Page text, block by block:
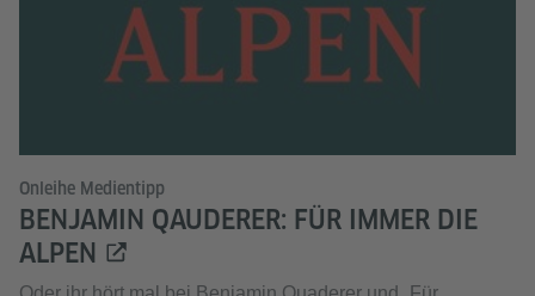
Onleihe Medientipp
BENJAMIN QAUDERER: FÜR IMMER DIE
ALPEN